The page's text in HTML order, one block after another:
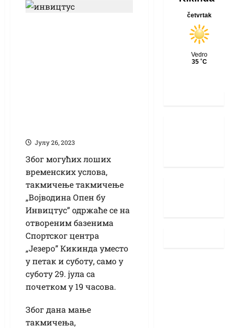
Јулy 26, 2023
Због могућих лоших
временских услова,
такмичење такмичење
„Војводина Опен бy
Инвицтус” одржаће се на
отвореним базенима
Спортског центра
„Језеро” Кикинда уместо
у петак и суботу, само у
суботу 29. јула са
почетком у 19 часова.
Због дана мање
такмичења,